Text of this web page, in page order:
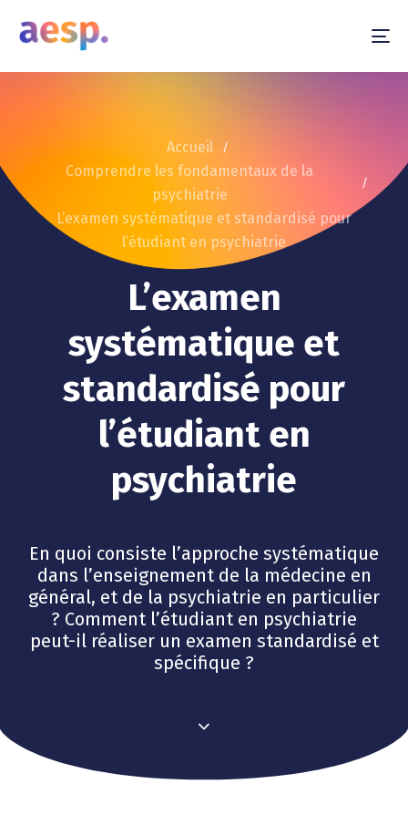
Accueil
Comprendre les fondamentaux de la
psychiatrie
L’examen systématique et standardisé pour
l’étudiant en psychiatrie
L’examen
systématique et
standardisé pour
l’étudiant en
psychiatrie
En quoi consiste l’approche systématique
dans l’enseignement de la médecine en
général, et de la psychiatrie en particulier
? Comment l’étudiant en psychiatrie
peut-il réaliser un examen standardisé et
spécifique ?